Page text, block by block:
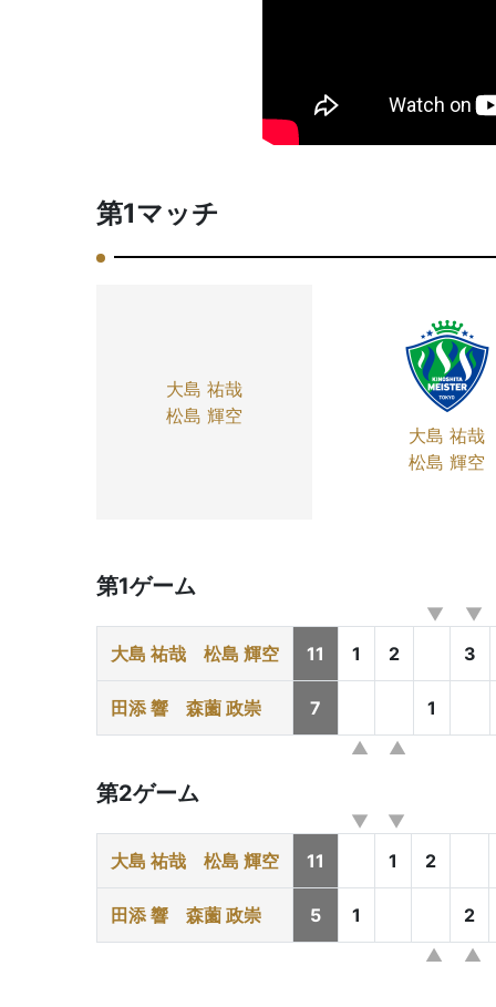
第1マッチ
大島 祐哉
松島 輝空
大島 祐哉
松島 輝空
第1ゲーム
大島 祐哉 松島 輝空 11 1 2 3
田添 響 森薗 政崇 7 1
第2ゲーム
大島 祐哉 松島 輝空 11 1 2
田添 響 森薗 政崇 5 1 2